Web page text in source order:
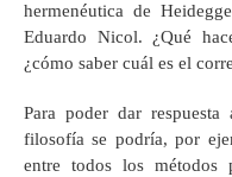
hermenéutica de
Eduardo Nicol. ¿Qué
¿cómo saber cuál es el
Para poder dar
filosofía se podría, por
entre todos los métodos